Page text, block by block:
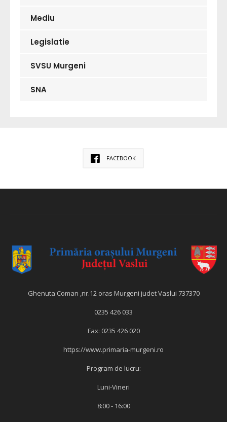
Mediu
Legislatie
SVSU Murgeni
SNA
FACEBOOK
Ghenuta Coman ,nr.12 oras Murgeni judet Vaslui 737370
0235 426 033
Fax: 0235 426 020
https://www.primaria-murgeni.ro
Program de lucru:
Luni-Vineri
8:00 - 16:00